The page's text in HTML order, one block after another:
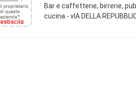
Bar e caffetterie; birrerie,
cucina - vIA DELLA